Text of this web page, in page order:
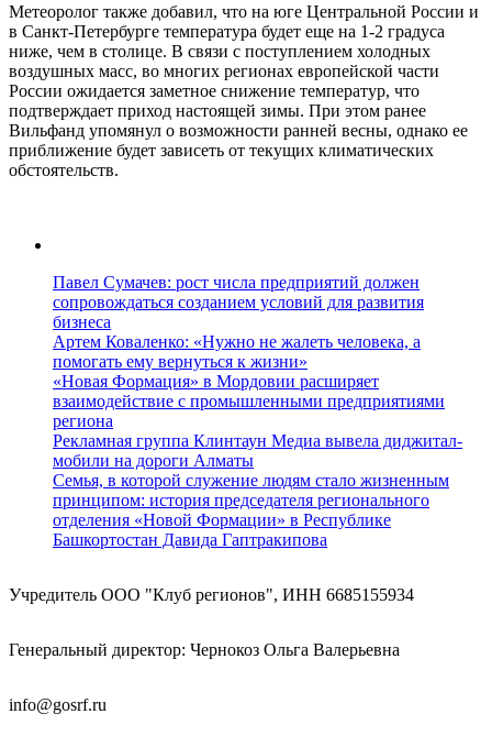
Метеоролог также добавил, что на юге Центральной России и
в Санкт-Петербурге температура будет еще на 1-2 градуса
ниже, чем в столице. В связи с поступлением холодных
воздушных масс, во многих регионах европейской части
России ожидается заметное снижение температур, что
подтверждает приход настоящей зимы. При этом ранее
Вильфанд упомянул о возможности ранней весны, однако ее
приближение будет зависеть от текущих климатических
обстоятельств.
Павел Сумачев: рост числа предприятий должен
сопровождаться созданием условий для развития
бизнеса
Артем Коваленко: «Нужно не жалеть человека, а
помогать ему вернуться к жизни»
«Новая Формация» в Мордовии расширяет
взаимодействие с промышленными предприятиями
региона
Рекламная группа Клинтаун Медиа вывела диджитал-
мобили на дороги Алматы
Семья, в которой служение людям стало жизненным
принципом: история председателя регионального
отделения «Новой Формации» в Республике
Башкортостан Давида Гаптракипова
Учредитель ООО "Клуб регионов", ИНН 6685155934
Генеральный директор: Чернокоз Ольга Валерьевна
info@gosrf.ru